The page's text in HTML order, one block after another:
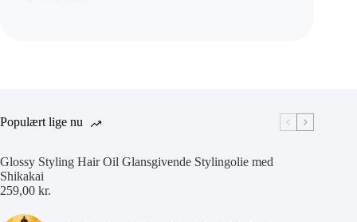
Populært lige nu
Glossy Styling Hair Oil Glansgivende Stylingolie med
Shikakai
259,00 kr.